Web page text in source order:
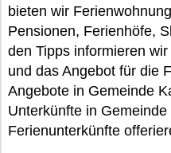
bieten wir
Pensionen, Ferienhöfe,
den Tipps informieren
und das Angebot für die
Angebote in Gemeinde
Unterkünfte in
Ferienunterkünfte